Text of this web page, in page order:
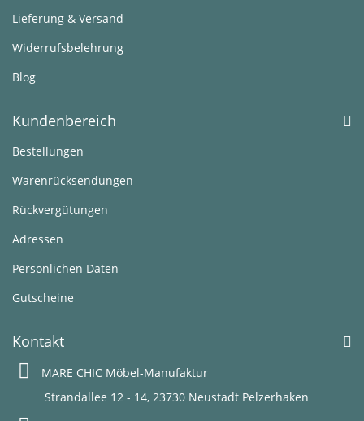
Lieferung & Versand
Widerrufsbelehrung
Blog
Kundenbereich
Bestellungen
Warenrücksendungen
Rückvergütungen
Adressen
Persönlichen Daten
Gutscheine
Kontakt
MARE CHIC Möbel-Manufaktur
Strandallee 12 - 14, 23730 Neustadt Pelzerhaken